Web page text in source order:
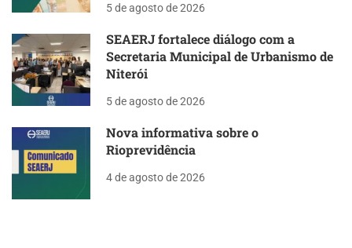
5 de agosto de 2026
SEAERJ fortalece diálogo com a
Secretaria Municipal de Urbanismo de
Niterói
5 de agosto de 2026
Nova informativa sobre o
Rioprevidência
4 de agosto de 2026